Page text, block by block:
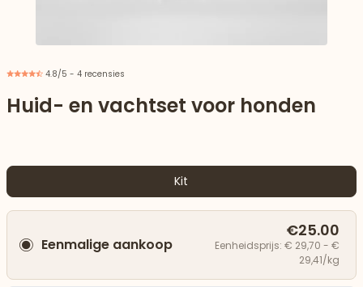
4.8/5 - 4 recensies
Huid- en vachtset voor honden
Kit
Eenmalige aankoop
€25.00
Eenheidsprijs: € 29,70 - €
29,41/kg